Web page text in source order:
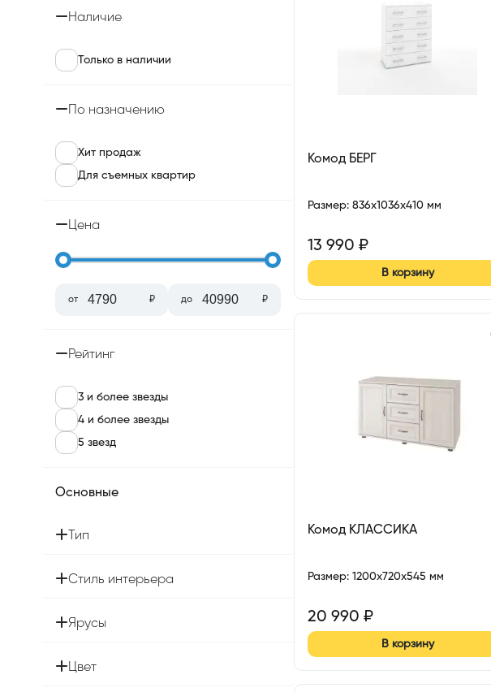
Наличие
Только в наличии
По назначению
Хит продаж
Для съемных квартир
Цена
от ₽ до ₽
Рейтинг
3 и более звезды
4 и более звезды
5 звезд
Основные
Тип
Стиль интерьера
Ярусы
Цвет
Комод БЕРГ
Размер: 836x1036x410 мм
13 990 ₽
В корзину
Комод КЛАССИКА
Размер: 1200x720x545 мм
20 990 ₽
В корзину